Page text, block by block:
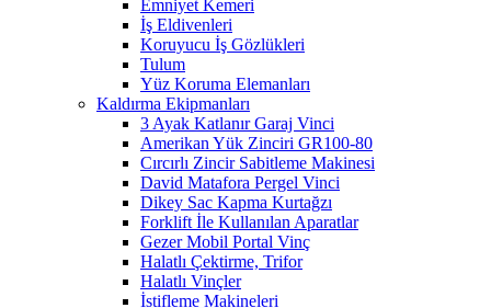
Emniyet Kemeri
İş Eldivenleri
Koruyucu İş Gözlükleri
Tulum
Yüz Koruma Elemanları
Kaldırma Ekipmanları
3 Ayak Katlanır Garaj Vinci
Amerikan Yük Zinciri GR100-80
Cırcırlı Zincir Sabitleme Makinesi
David Matafora Pergel Vinci
Dikey Sac Kapma Kurtağzı
Forklift İle Kullanılan Aparatlar
Gezer Mobil Portal Vinç
Halatlı Çektirme, Trifor
Halatlı Vinçler
İstifleme Makineleri